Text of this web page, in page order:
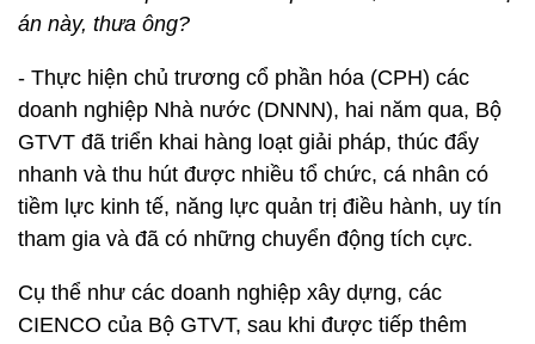
án này, thưa ông?
- Thực hiện chủ trương cổ phần hóa (CPH) các
doanh nghiệp Nhà nước (DNNN), hai năm qua, Bộ
GTVT đã triển khai hàng loạt giải pháp, thúc đẩy
nhanh và thu hút được nhiều tổ chức, cá nhân có
tiềm lực kinh tế, năng lực quản trị điều hành, uy tín
tham gia và đã có những chuyển động tích cực.
Cụ thể như các doanh nghiệp xây dựng, các
CIENCO của Bộ GTVT, sau khi được tiếp thêm